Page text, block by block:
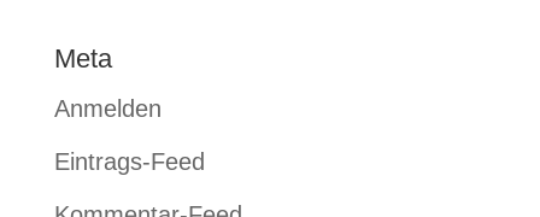
Meta
Anmelden
Eintrags-Feed